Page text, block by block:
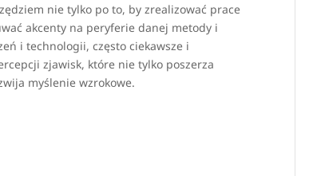
nie tylko po to, by zrealizować prace
akcenty na peryferie danej metody i
i technologii, często ciekawsze i
zjawisk, które nie tylko poszerza
myślenie wzrokowe.